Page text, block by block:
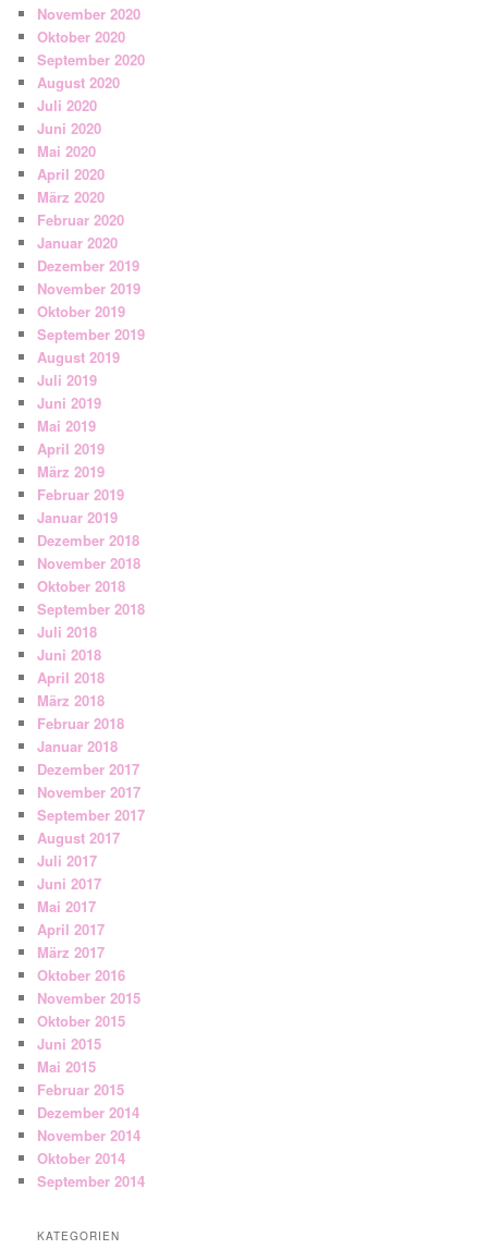
November 2020
Oktober 2020
September 2020
August 2020
Juli 2020
Juni 2020
Mai 2020
April 2020
März 2020
Februar 2020
Januar 2020
Dezember 2019
November 2019
Oktober 2019
September 2019
August 2019
Juli 2019
Juni 2019
Mai 2019
April 2019
März 2019
Februar 2019
Januar 2019
Dezember 2018
November 2018
Oktober 2018
September 2018
Juli 2018
Juni 2018
April 2018
März 2018
Februar 2018
Januar 2018
Dezember 2017
November 2017
September 2017
August 2017
Juli 2017
Juni 2017
Mai 2017
April 2017
März 2017
Oktober 2016
November 2015
Oktober 2015
Juni 2015
Mai 2015
Februar 2015
Dezember 2014
November 2014
Oktober 2014
September 2014
KATEGORIEN